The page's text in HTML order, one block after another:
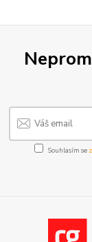
Souhlasím se